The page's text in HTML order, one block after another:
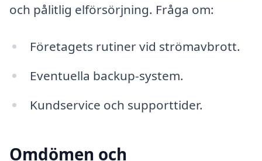
och pålitlig elförsörjning. Fråga om:
Företagets rutiner vid strömavbrott.
Eventuella backup-system.
Kundservice och supporttider.
Omdömen och